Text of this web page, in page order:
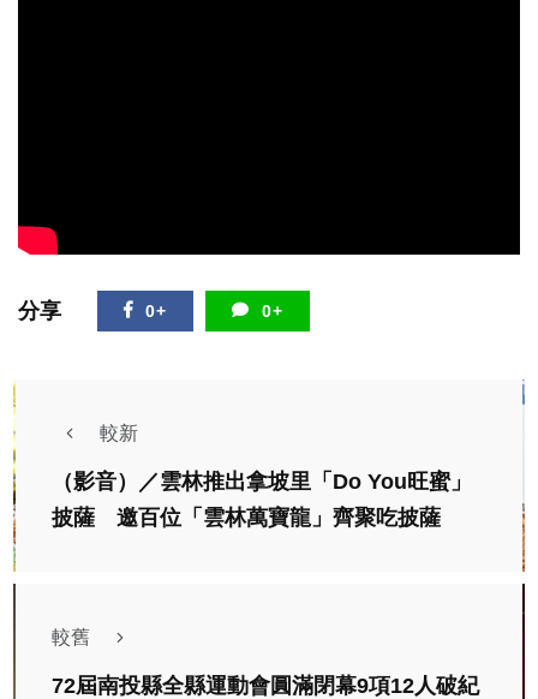
分享 0+ 0+
較新
（影音）／雲林推出拿坡里「Do You旺蜜」
披薩 邀百位「雲林萬寶龍」齊聚吃披薩
較舊
72屆南投縣全縣運動會圓滿閉幕9項12人破紀